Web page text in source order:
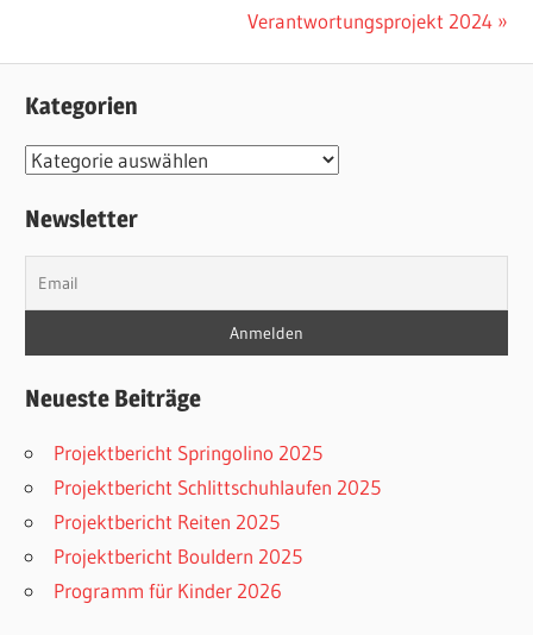
Nächster
Verantwortungsprojekt 2024
Kategorien
Kategorien
Newsletter
Neueste Beiträge
Projektbericht Springolino 2025
Projektbericht Schlittschuhlaufen 2025
Projektbericht Reiten 2025
Projektbericht Bouldern 2025
Programm für Kinder 2026